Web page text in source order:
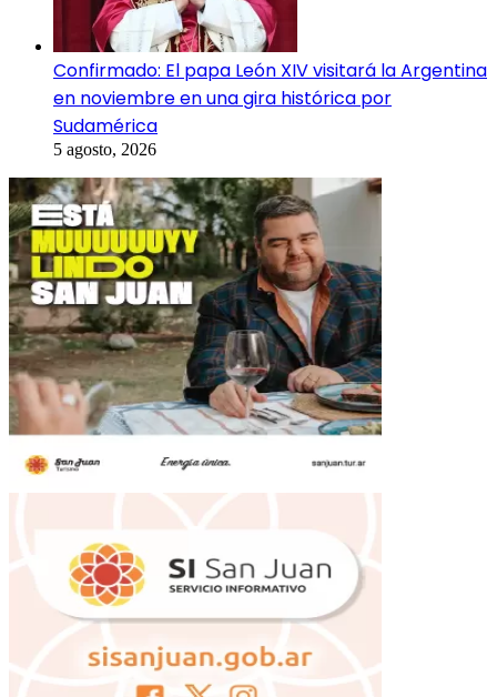
Confirmado: El papa León XIV visitará la Argentina
en noviembre en una gira histórica por
Sudamérica
5 agosto, 2026